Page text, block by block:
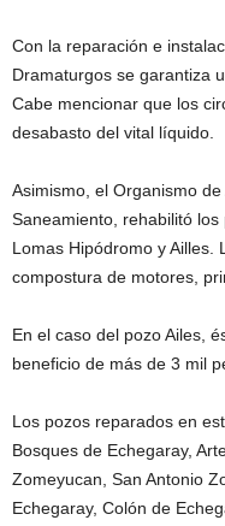
Con la reparación e
Dramaturgos se garantiza
Cabe mencionar que los
desabasto del vital líquido.
Asimismo, el Organismo
Saneamiento, rehabilitó
Lomas Hipódromo y Ailles.
compostura de motores,
En el caso del pozo Ailes,
beneficio de más de 3 mil
Los pozos reparados en
Bosques de Echegaray,
Zomeyucan, San Antonio
Echegaray, Colón de